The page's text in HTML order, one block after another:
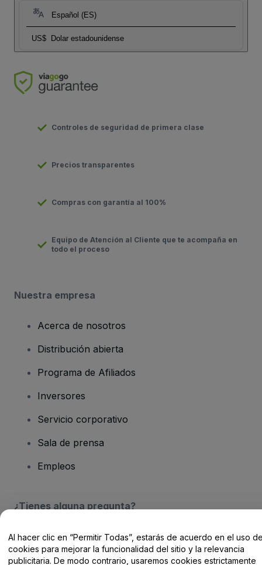
Español (ES)
US$ Dolar estadounidense
Controles de seguridad de primera clase
Precios transparentes
Compras con garantía al 100%
Equipo de Atención al Cliente que te acompaña en
todo el proceso
Nuestra empresa
Acerca de nosotros
Distribución abierta
Programa de Afiliados
Inversores
Servicio corporativo
Sala de prensa
Empleos
¿Tienes alguna pregunta?
Centro de Ayuda / Contacto
Al hacer clic en “Permitir Todas”, estarás de acuerdo en el uso
cookies para mejorar la funcionalidad del sitio y la relevancia
publicitaria. De modo contrario, usaremos cookies estrictamente